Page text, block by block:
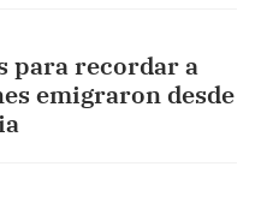
para recordar a
emigraron desde